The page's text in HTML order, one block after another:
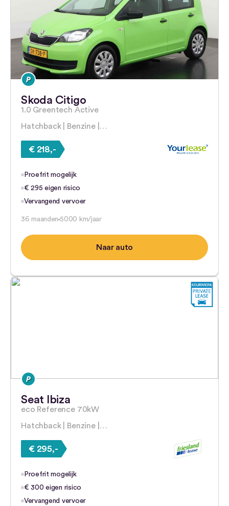
Skoda Citigo
1.0 Greentech Active
Hatchback | Benzine |…
€ 218,-
Proefrit mogelijk
€ 295 eigen risico
Vervangend vervoer
36 maanden 5000 km/jaar
Naar auto
Seat Ibiza
eco Reference 70kW
Hatchback | Benzine |…
€ 295,-
Proefrit mogelijk
€ 300 eigen risico
Vervangend vervoer